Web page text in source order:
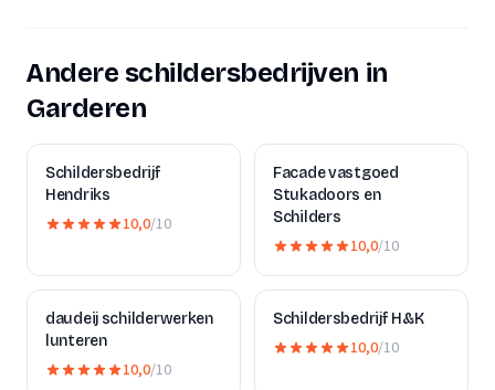
Andere schildersbedrijven in
Garderen
Schildersbedrijf
Hendriks
10,0/10
Facade vastgoed
Stukadoors en
Schilders
10,0/10
daudeij schilderwerken
lunteren
10,0/10
Schildersbedrijf H&K
10,0/10